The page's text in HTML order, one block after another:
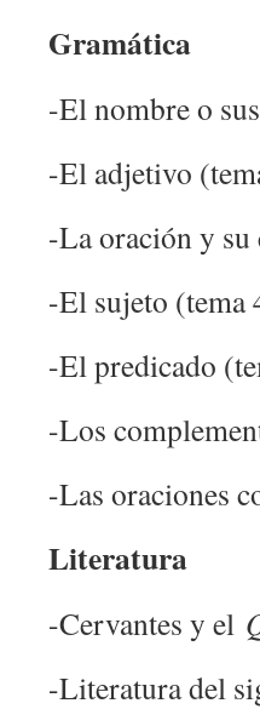
Gramática
-El nombre o
-El adjetivo
-La oración y
-El sujeto (tema
-El predicado
-Los
-Las oraciones
Literatura
-Cervantes y el
-Literatura del